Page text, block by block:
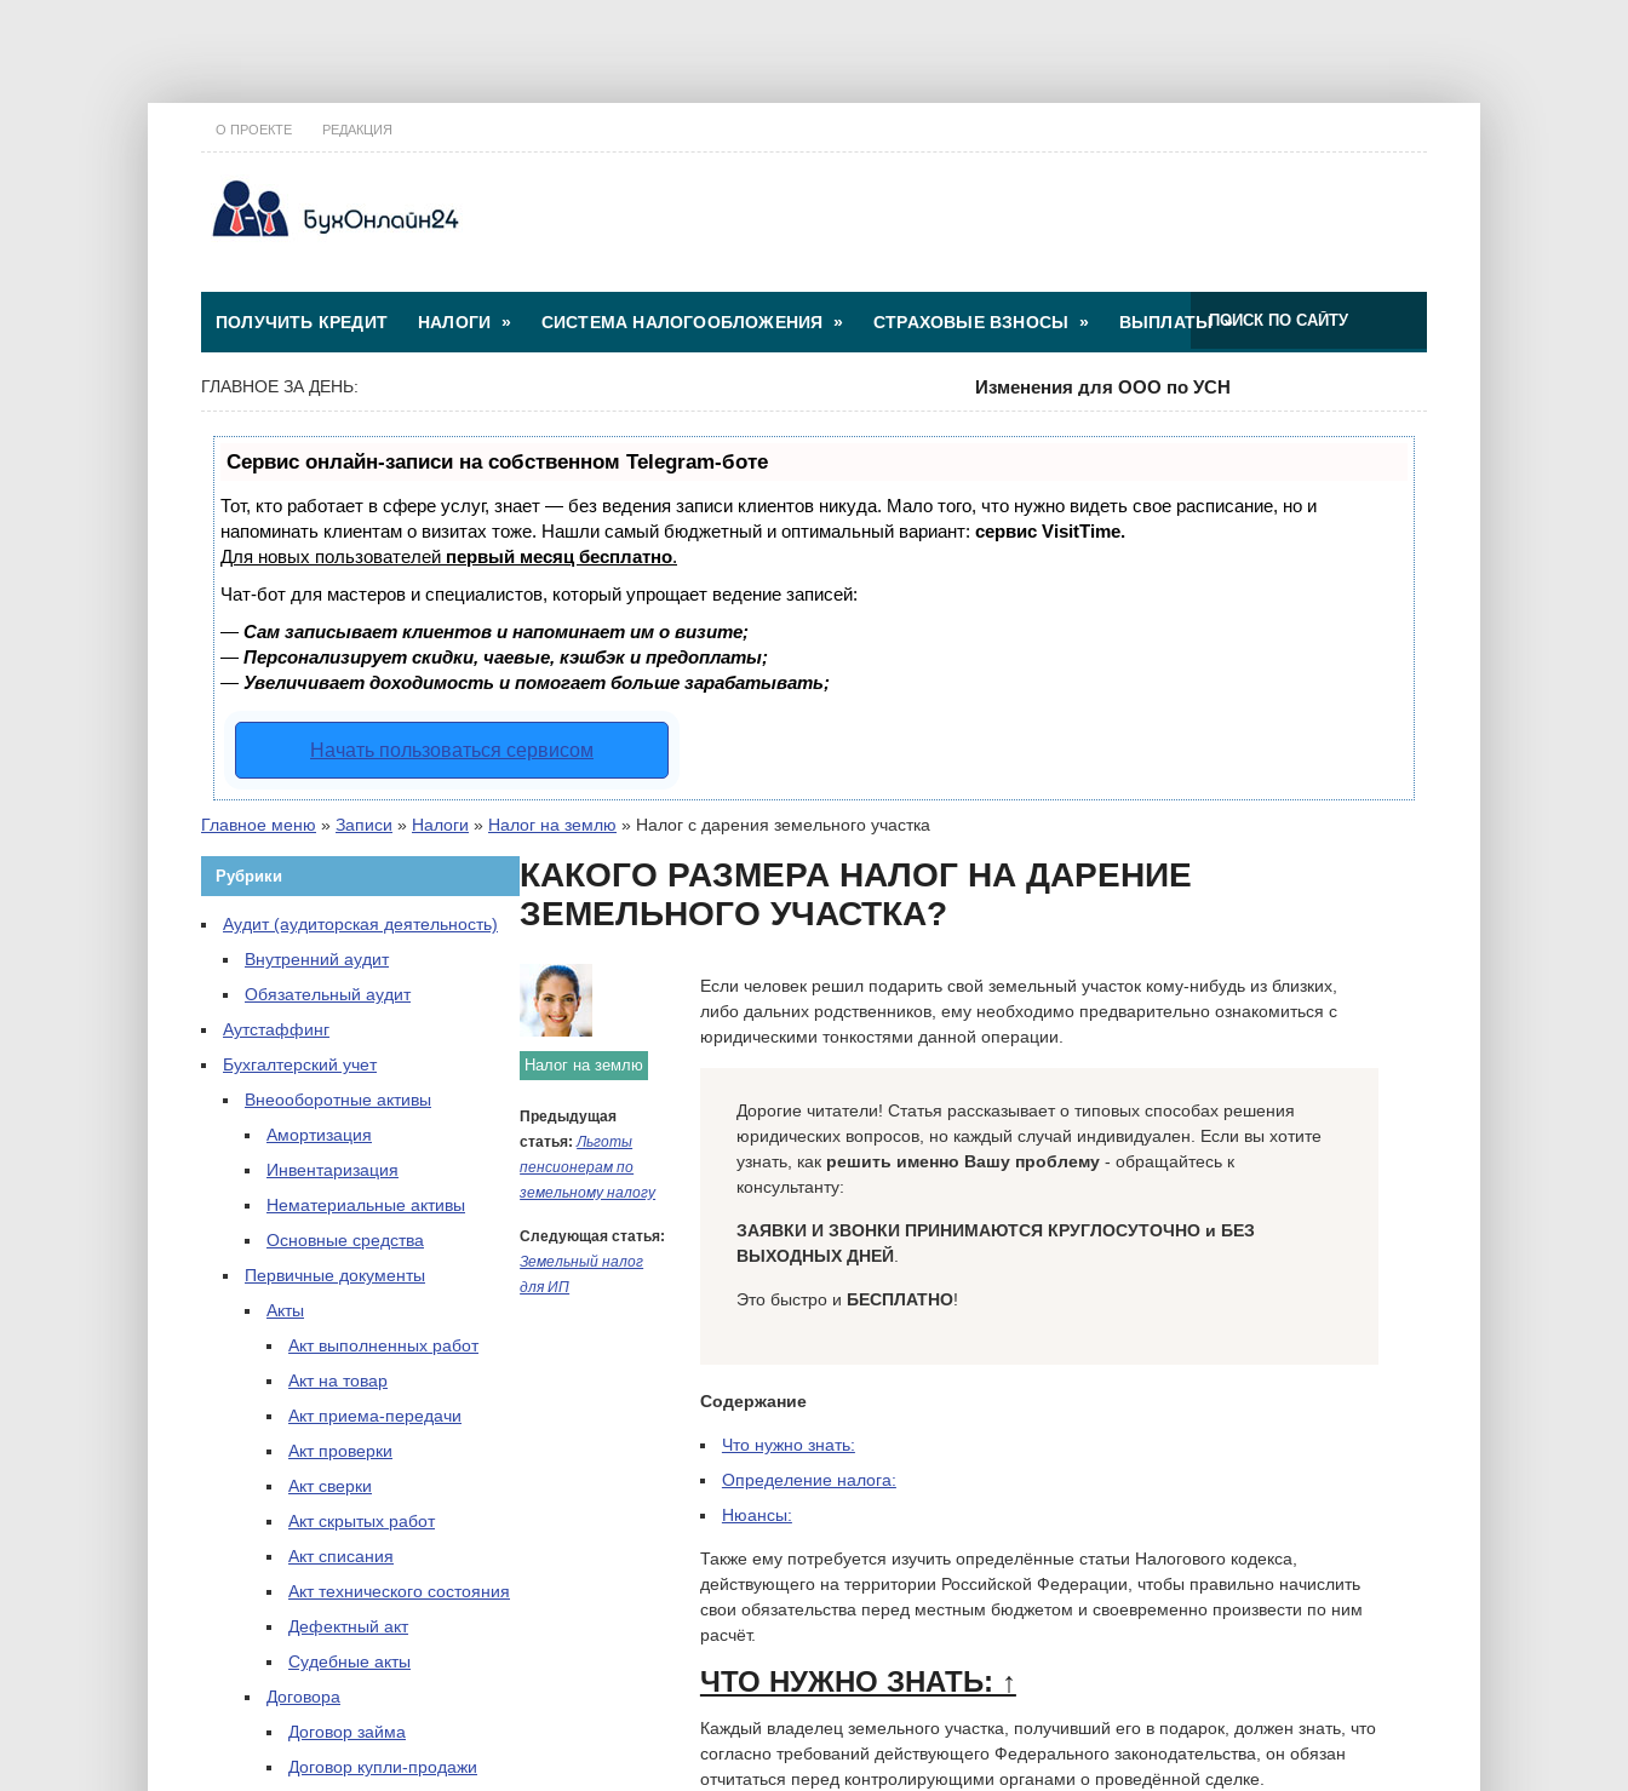
О ПРОЕКТЕ РЕДАКЦИЯ
ПОЛУЧИТЬ КРЕДИТ НАЛОГИ » СИСТЕМА НАЛОГООБЛОЖЕНИЯ » СТРАХОВЫЕ ВЗНОСЫ » ВЫПЛАТЫ»
ГЛАВНОЕ ЗА ДЕНЬ: Изменения для ООО по УСН
Сервис онлайн-записи на собственном Telegram-боте
Тот, кто работает в сфере услуг, знает — без ведения записи клиентов никуда. Мало того, что нужно видеть свое расписание, но и
напоминать клиентам о визитах тоже. Нашли самый бюджетный и оптимальный вариант: сервис VisitTime.
Для новых пользователей первый месяц бесплатно.
Чат-бот для мастеров и специалистов, который упрощает ведение записей:
— Сам записывает клиентов и напоминает им о визите;
— Персонализирует скидки, чаевые, кэшбэк и предоплаты;
— Увеличивает доходимость и помогает больше зарабатывать;
Начать пользоваться сервисом
Главное меню » Записи » Налоги » Налог на землю » Налог с дарения земельного участка
Рубрики
Аудит (аудиторская деятельность)
Внутренний аудит
Обязательный аудит
Аутстаффинг
Бухгалтерский учет
Внеооборотные активы
Амортизация
Инвентаризация
Нематериальные активы
Основные средства
Первичные документы
Акты
Акт выполненных работ
Акт на товар
Акт приема-передачи
Акт проверки
Акт сверки
Акт скрытых работ
Акт списания
Акт технического состояния
Дефектный акт
Судебные акты
Договора
Договор займа
Договор купли-продажи
КАКОГО РАЗМЕРА НАЛОГ НА ДАРЕНИЕ
ЗЕМЕЛЬНОГО УЧАСТКА?
Налог на землю
Предыдущая
статья: Льготы
пенсионерам по
земельному налогу
Следующая статья:
Земельный налог
для ИП
Если человек решил подарить свой земельный участок кому-нибудь из близких,
либо дальних родственников, ему необходимо предварительно ознакомиться с
юридическими тонкостями данной операции.
Дорогие читатели! Статья рассказывает о типовых способах решения
юридических вопросов, но каждый случай индивидуален. Если вы хотите
узнать, как решить именно Вашу проблему- обращайтесь к
консультанту:
ЗАЯВКИ И ЗВОНКИ ПРИНИМАЮТСЯ КРУГЛОСУТОЧНО и БЕЗ
ВЫХОДНЫХ ДНЕЙ.
Это быстро и БЕСПЛАТНО!
Содержание
Что нужно знать:
Определение налога:
Нюансы:
Также ему потребуется изучить определённые статьи Налогового кодекса,
действующего на территории Российской Федерации, чтобы правильно начислить
свои обязательства перед местным бюджетом и своевременно произвести по ним
расчёт.
ЧТО НУЖНО ЗНАТЬ: ↑
Каждый владелец земельного участка, получивший его в подарок, должен знать, что
согласно требований действующего Федерального законодательства, он обязан
отчитаться перед контролирующими органами о проведённой сделке.